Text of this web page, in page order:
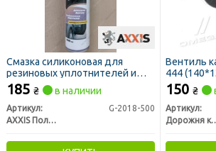
Смазка силиконовая для
резиновых уплотнителей и
ремней +20% 500ml (носик)
(AXXIS)
185 ₴ в наличии
Артикул:
G-2018-500
AXXIS Польша
Вентиль
444
150 ₴
Артикул: